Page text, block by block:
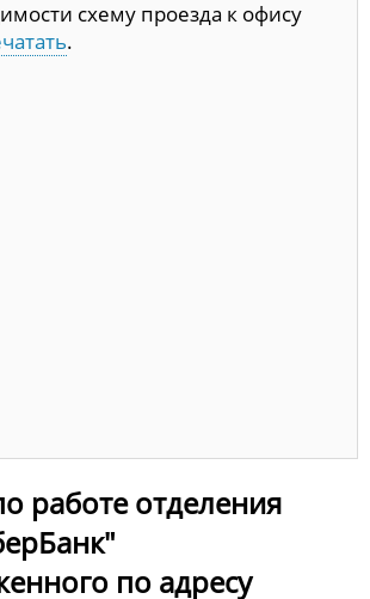
схему проезда к офису
.
работе отделения
по адресу